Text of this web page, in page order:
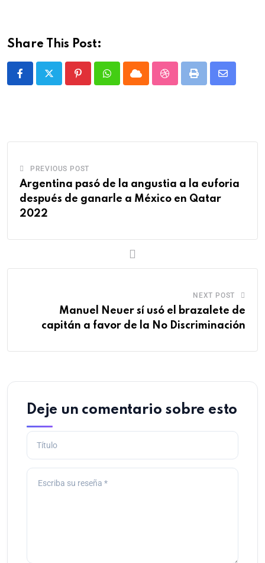
Share This Post:
PREVIOUS POST
Argentina pasó de la angustia a la euforia
después de ganarle a México en Qatar
2022
NEXT POST
Manuel Neuer sí usó el brazalete de
capitán a favor de la No Discriminación
Deje un comentario sobre esto